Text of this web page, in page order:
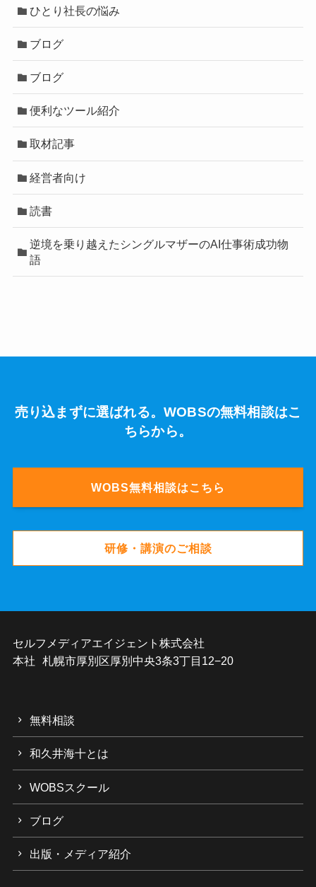
ひとり社長の悩み
ブログ
ブログ
便利なツール紹介
取材記事
経営者向け
読書
逆境を乗り越えたシングルマザーのAI仕事術成功物
語
売り込まずに選ばれる。WOBSの無料相談はこ
ちらから。
WOBS無料相談はこちら
研修・講演のご相談
セルフメディアエイジェント株式会社
本社 札幌市厚別区厚別中央3条3丁目12−20
無料相談
和久井海十とは
WOBSスクール
ブログ
出版・メディア紹介